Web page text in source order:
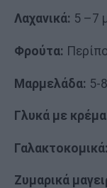
Λαχανικά: 5 –7
Φρούτα:
Μαρμελάδα: 5-
Γλυκά με
Γαλακτοκομικά:
Ζυμαρικά